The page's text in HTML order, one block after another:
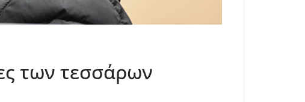
των τεσσάρων